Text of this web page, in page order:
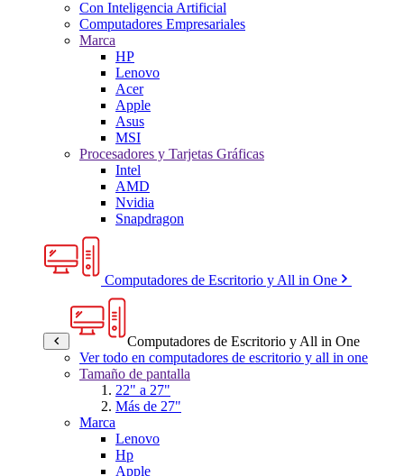
Con Inteligencia Artificial
Computadores Empresariales
Marca
HP
Lenovo
Acer
Apple
Asus
MSI
Procesadores y Tarjetas Gráficas
Intel
AMD
Nvidia
Snapdragon
Computadores de Escritorio y All in One
Computadores de Escritorio y All in One
Ver todo en computadores de escritorio y all in one
Tamaño de pantalla
22" a 27"
Más de 27"
Marca
Lenovo
Hp
Apple